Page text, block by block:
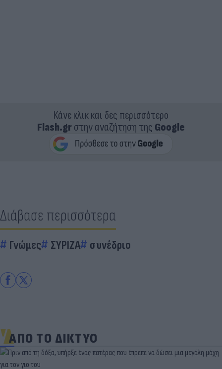
Κάνε κλικ και δες περισσότερο
Flash.grστην αναζήτηση της Google
Διάβασε περισσότερα
Γνώμες ΣΥΡΙΖΑ συνέδριο
ΑΠΟ ΤΟ ΔΙΚΤΥΟ